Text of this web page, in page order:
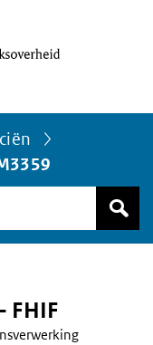
FHIF